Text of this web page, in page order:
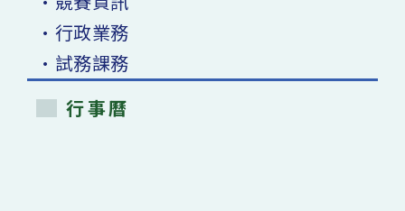
•行政業務
•試務課務
行事曆